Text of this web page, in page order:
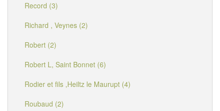
Record (3)
Richard , Veynes (2)
Robert (2)
Robert L, Saint Bonnet (6)
Rodier et fils ,Heiltz le Maurupt (4)
Roubaud (2)